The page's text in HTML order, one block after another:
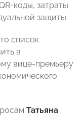
коды, затраты
защиты.
список
в
вице-премьеру
Татьяна